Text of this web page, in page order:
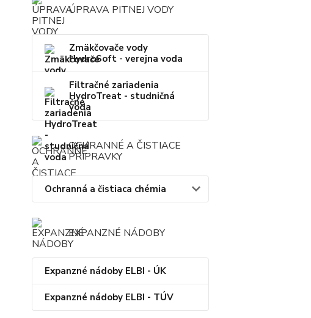
ÚPRAVA PITNEJ VODY
Zmäkčovače vody
HydroSoft - verejna voda
Filtračné zariadenia
HydroTreat - studničná
voda
OCHRANNÉ A ČISTIACE
PRÍPRAVKY
Ochranná a čistiaca chémia
EXPANZNÉ NÁDOBY
Expanzné nádoby ELBI - ÚK
Expanzné nádoby ELBI - TÚV